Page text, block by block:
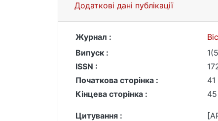
Додаткові дані публікації
Журнал :
Випуск :
ISSN :
Початкова сторінка :
41
Кінцева сторінка :
45
Цитування :